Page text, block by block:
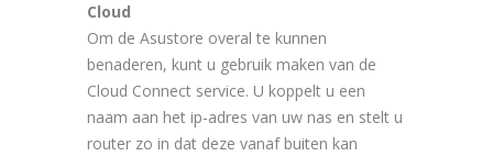
Cloud
Om de Asustore overal te kunnen
benaderen, kunt u gebruik maken van de
Cloud Connect service. U koppelt u een
naam aan het ip-adres van uw nas en stelt u
router zo in dat deze vanaf buiten kan